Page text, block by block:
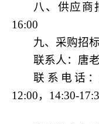
八、供应商
16:00
九、采购招
联系人：唐
联系电话：
12:00，14:30-